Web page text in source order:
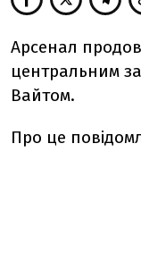
Арсенал
центральним
Вайтом.
Про це